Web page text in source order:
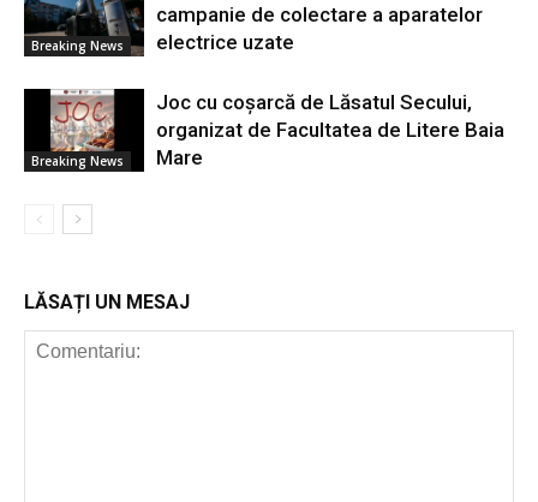
Breaking News
campanie de colectare a aparatelor
electrice uzate
Breaking News
Joc cu coșarcă de Lăsatul Secului,
organizat de Facultatea de Litere Baia
Mare
LĂSAȚI UN MESAJ